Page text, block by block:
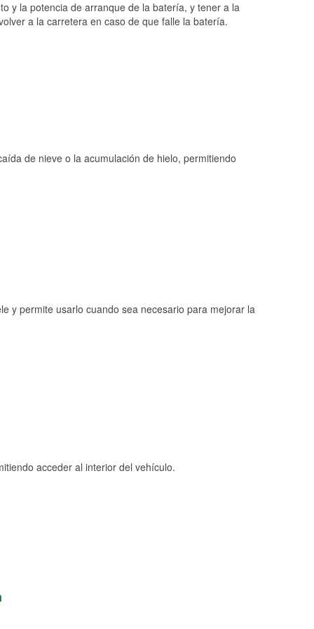
y la potencia de arranque de la batería, y tener a la
a la carretera en caso de que falle la batería.
de nieve o la acumulación de hielo, permitiendo
y permite usarlo cuando sea necesario para mejorar la
acceder al interior del vehículo.